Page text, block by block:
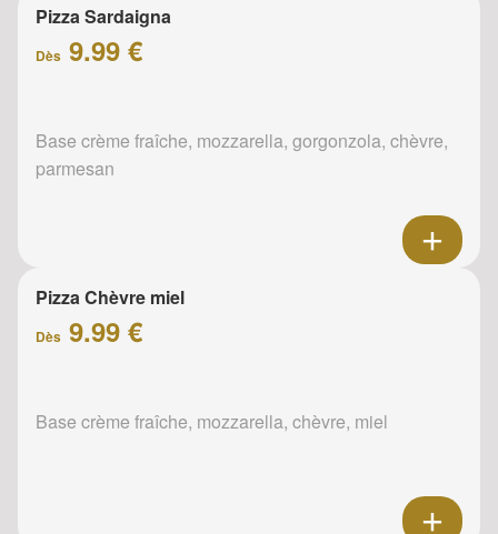
Pizza Sardaigna
Dès 9.99 €
Base crème fraîche, mozzarella, gorgonzola, chèvre,
parmesan
Pizza Chèvre miel
Dès 9.99 €
Base crème fraîche, mozzarella, chèvre, miel